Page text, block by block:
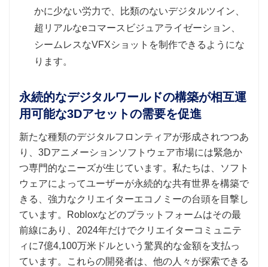
かに少ない労力で、比類のないデジタルツイン、
超リアルなeコマースビジュアライゼーション、
シームレスなVFXショットを制作できるようにな
ります。
永続的なデジタルワールドの構築が相互運
用可能な3Dアセットの需要を促進
新たな種類のデジタルフロンティアが形成されつつあ
り、3Dアニメーションソフトウェア市場には緊急か
つ専門的なニーズが生じています。私たちは、ソフト
ウェアによってユーザーが永続的な共有世界を構築で
きる、強力なクリエイターエコノミーの台頭を目撃し
ています。Robloxなどのプラットフォームはその最
前線にあり、2024年だけでクリエイターコミュニテ
ィに7億4,100万米ドルという驚異的な金額を支払っ
ています。これらの開発者は、他の人々が探索できる